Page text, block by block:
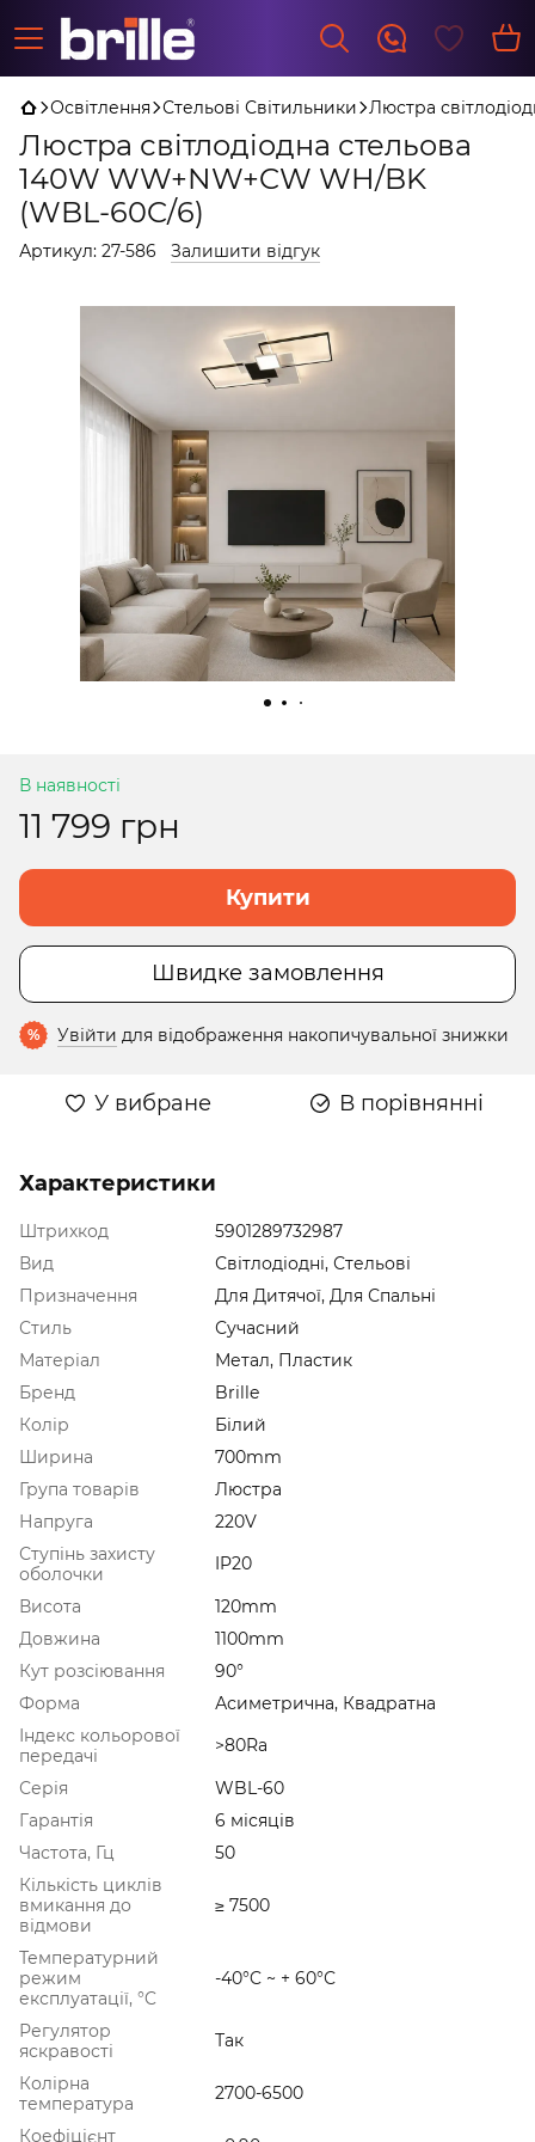
Освітлення Стельові Світильники Люстра
Люстра світлодіодна стельова
140W WW+NW+CW WH/BK
(WBL-60C/6)
Артикул: 27-586 Залишити відгук
В наявності
11 799 грн
Купити
Швидке замовлення
% Увійти для відображення накопичувальної знижки
У вибране В порівнянні
Характеристики
Штрихкод
5901289732987
Вид
Світлодіодні, Стельові
Призначення
Для Дитячої, Для Спальні
Стиль
Сучасний
Матеріал
Метал, Пластик
Бренд
Brille
Колір
Білий
Ширина
700mm
Група товарів
Люстра
Напруга
220V
Ступінь захисту
оболочки
IP20
Висота
120mm
Довжина
1100mm
Кут розсіювання
90°
Форма
Асиметрична, Квадратна
Індекс кольорової
передачі
>80Ra
Серія
WBL-60
Гарантія
6 місяців
Частота, Гц
50
Кількість циклів
вмикання до
відмови
≥ 7500
Температурний
режим
експлуатації, °C
-40°C ~ + 60°С
Регулятор
яскравості
Так
Колірна
температура
2700-6500
Коефіцієнт